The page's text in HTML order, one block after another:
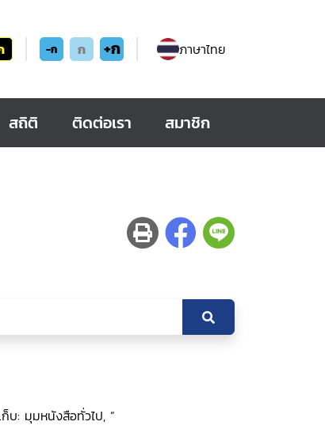
-ก ก +ก ภาษาไทย
สถิติ ติดต่อเรา สมาชิก
บ: มุมหนังสือทั่วไป, ”